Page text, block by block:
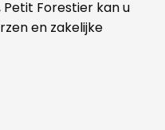
Forestier kan u
en zakelijke